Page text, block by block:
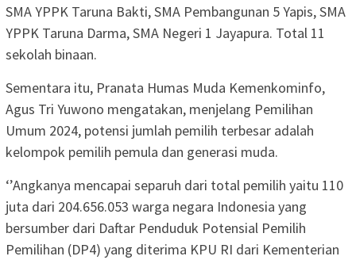
SMA YPPK Taruna Bakti, SMA Pembangunan 5 Yapis, SMA
YPPK Taruna Darma, SMA Negeri 1 Jayapura. Total 11
sekolah binaan.
Sementara itu, Pranata Humas Muda Kemenkominfo,
Agus Tri Yuwono mengatakan, menjelang Pemilihan
Umum 2024, potensi jumlah pemilih terbesar adalah
kelompok pemilih pemula dan generasi muda.
‘’Angkanya mencapai separuh dari total pemilih yaitu 110
juta dari 204.656.053 warga negara Indonesia yang
bersumber dari Daftar Penduduk Potensial Pemilih
Pemilihan (DP4) yang diterima KPU RI dari Kementerian